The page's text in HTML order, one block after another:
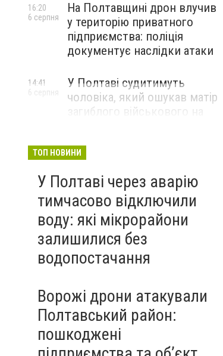
На Полтавщині дрон влучив
у територію приватного
підприємства: поліція
документує наслідки атаки
16:20
6 серпня
У Полтаві судитимуть
чоловіка, який ошукав матір
загиблого військового на
14:41
6 серпня
ТОП НОВИНИ
У Полтаві через аварію
тимчасово відключили
воду: які мікрорайони
залишилися без
водопостачання
Ворожі дрони атакували
Полтавський район:
пошкоджені